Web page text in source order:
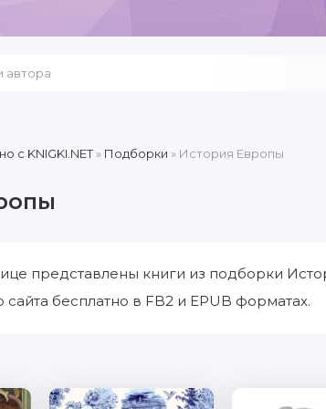
c KNIGKI.NET» Подборки » История Европы
представлены книги из подборки
бесплатно в FB2 и EPUB форматах.